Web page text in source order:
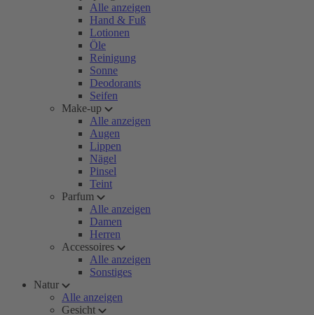
Alle anzeigen
Hand & Fuß
Lotionen
Öle
Reinigung
Sonne
Deodorants
Seifen
Make-up
Alle anzeigen
Augen
Lippen
Nägel
Pinsel
Teint
Parfum
Alle anzeigen
Damen
Herren
Accessoires
Alle anzeigen
Sonstiges
Natur
Alle anzeigen
Gesicht